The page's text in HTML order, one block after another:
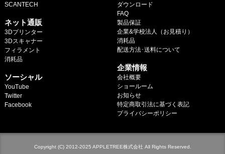
SCANTECH
ネット通販
3Dプリンター
3Dスキャナー
フィラメント
消耗品
ソーシャル
YouTube
Twitter
Facebook
ダウンロード
FAQ
製品保証
企業&学校法人（お見積り）
消耗品
配送方法･送料について
企業情報
会社概要
ショールーム
お知らせ
特定商取引法に基づく表記
プライバシーポリシー
Copyright (C) 2012-2025 APPLETREE株式会社 All Rights Reserved.